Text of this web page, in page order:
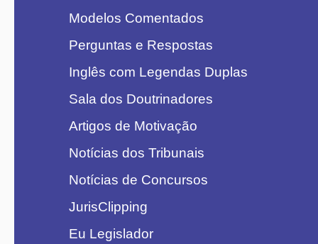
Modelos Comentados
Perguntas e Respostas
Inglês com Legendas Duplas
Sala dos Doutrinadores
Artigos de Motivação
Notícias dos Tribunais
Notícias de Concursos
JurisClipping
Eu Legislador